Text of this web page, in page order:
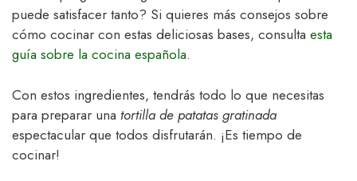
puede satisfacer tanto? Si quieres más consejos sobre
cómo cocinar con estas deliciosas bases, consulta esta
guía sobre la cocina española.
Con estos ingredientes, tendrás todo lo que necesitas
para preparar una tortilla de patatas gratinada
espectacular que todos disfrutarán. ¡Es tiempo de
cocinar!